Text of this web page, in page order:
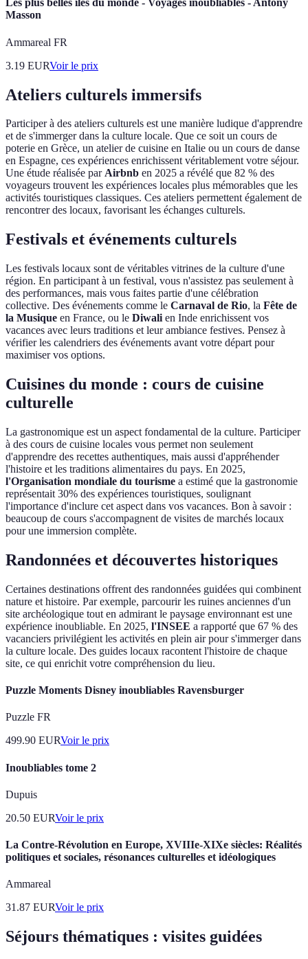
Les plus belles îles du monde - Voyages inoubliables - Antony
Masson
Ammareal FR
3.19 EURVoir le prix
Ateliers culturels immersifs
Participer à des ateliers culturels est une manière ludique d'apprendre
et de s'immerger dans la culture locale. Que ce soit un cours de
poterie en Grèce, un atelier de cuisine en Italie ou un cours de danse
en Espagne, ces expériences enrichissent véritablement votre séjour.
Une étude réalisée parAirbnb en 2025 a révélé que 82 % des
voyageurs trouvent les expériences locales plus mémorables que les
activités touristiques classiques. Ces ateliers permettent également de
rencontrer des locaux, favorisant les échanges culturels.
Festivals et événements culturels
Les festivals locaux sont de véritables vitrines de la culture d'une
région. En participant à un festival, vous n'assistez pas seulement à
des performances, mais vous faites partie d'une célébration
collective. Des événements comme le Carnaval de Rio, la Fête de
la Musique en France, ou le Diwali en Inde enrichissent vos
vacances avec leurs traditions et leur ambiance festives. Pensez à
vérifier les calendriers des événements avant votre départ pour
maximiser vos options.
Cuisines du monde : cours de cuisine
culturelle
La gastronomique est un aspect fondamental de la culture. Participer
à des cours de cuisine locales vous permet non seulement
d'apprendre des recettes authentiques, mais aussi d'appréhender
l'histoire et les traditions alimentaires du pays. En 2025,
l'Organisation mondiale du tourisme a estimé que la gastronomie
représentait 30% des expériences touristiques, soulignant
l'importance d'inclure cet aspect dans vos vacances. Bon à savoir :
beaucoup de cours s'accompagnent de visites de marchés locaux
pour une immersion complète.
Randonnées et découvertes historiques
Certaines destinations offrent des randonnées guidées qui combinent
nature et histoire. Par exemple, parcourir les ruines anciennes d'un
site archéologique tout en admirant le paysage environnant est une
expérience inoubliable. En 2025, l'INSEE a rapporté que 67 % des
vacanciers privilégient les activités en plein air pour s'immerger dans
la culture locale. Des guides locaux racontent l'histoire de chaque
site, ce qui enrichit votre compréhension du lieu.
Puzzle Moments Disney inoubliables Ravensburger
Puzzle FR
499.90 EURVoir le prix
Inoubliables tome 2
Dupuis
20.50 EURVoir le prix
La Contre-Révolution en Europe, XVIIIe-XIXe siècles: Réalités
politiques et sociales, résonances culturelles et idéologiques
Ammareal
31.87 EURVoir le prix
Séjours thématiques : visites guidées